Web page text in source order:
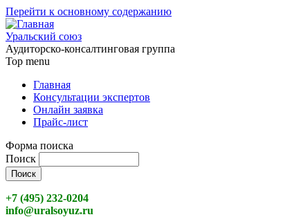
Перейти к основному содержанию
Уральский союз
Аудиторско-консалтинговая группа
Top menu
Главная
Консультации экспертов
Онлайн заявка
Прайс-лист
Форма поиска
Поиск
+7 (495) 232-0204
info@uralsoyuz.ru